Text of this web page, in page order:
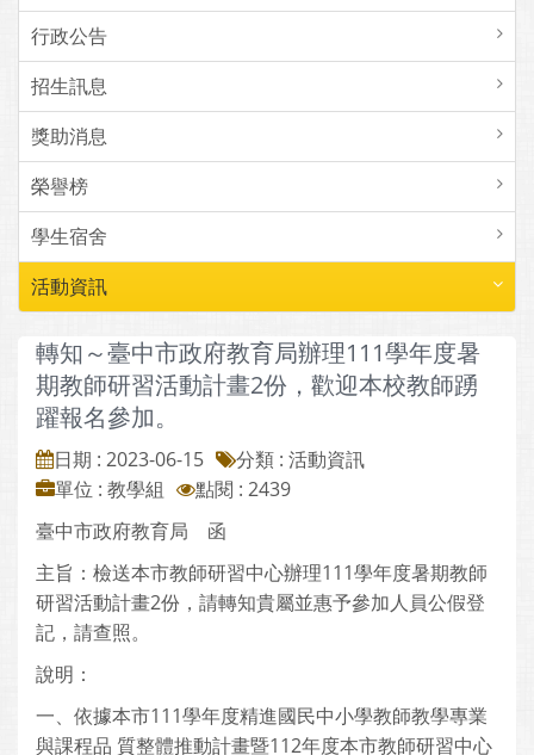
行政公告
招生訊息
獎助消息
榮譽榜
學生宿舍
活動資訊
轉知～臺中市政府教育局辦理111學年度暑
期教師研習活動計畫2份，歡迎本校教師踴
躍報名參加。
日期 : 2023-06-15
分類 : 活動資訊
單位 : 教學組
點閱 : 2439
臺中市政府教育局 函
主旨：檢送本市教師研習中心辦理111學年度暑期教師
研習活動計畫2份，請轉知貴屬並惠予參加人員公假登
記，請查照。
說明：
一、依據本市111學年度精進國民中小學教師教學專業
與課程品 質整體推動計畫暨112年度本市教師研習中心